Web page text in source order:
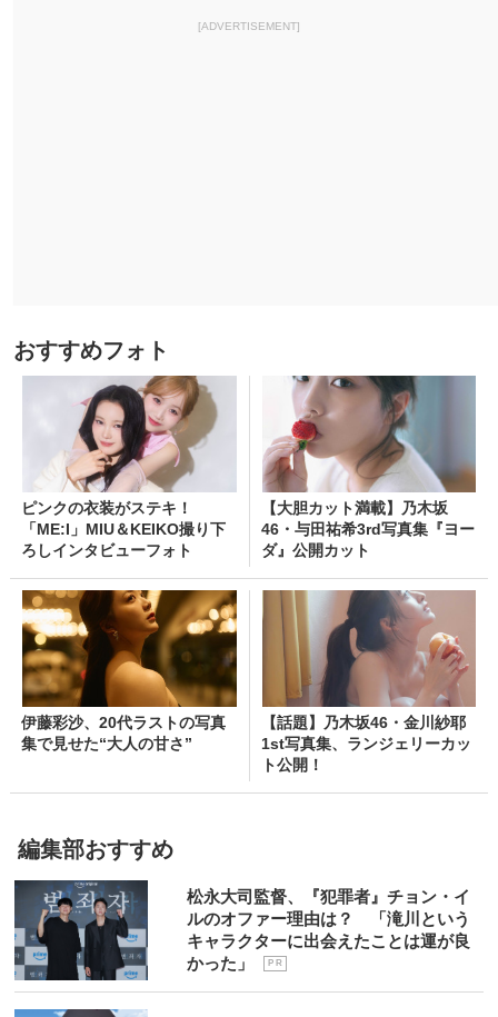
[ADVERTISEMENT]
おすすめフォト
ピンクの衣装がステキ！
「ME:I」MIU＆KEIKO撮り下
ろしインタビューフォト
【大胆カット満載】乃木坂
46・与田祐希3rd写真集『ヨー
ダ』公開カット
伊藤彩沙、20代ラストの写真
集で見せた“大人の甘さ”
【話題】乃木坂46・金川紗耶
1st写真集、ランジェリーカッ
ト公開！
編集部おすすめ
松永大司監督、『犯罪者』チョン・イ
ルのオファー理由は？ 「滝川という
キャラクターに出会えたことは運が良
かった」
P R